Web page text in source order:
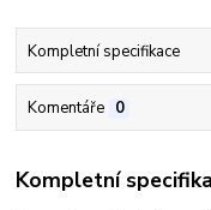
Kompletní specifikace
Komentáře 0
Kompletní